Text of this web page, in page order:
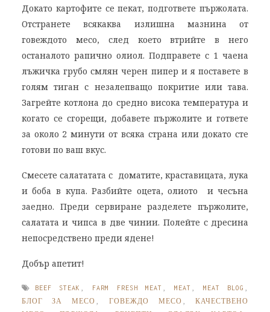
Докато картофите се пекат, подгответе пържолата.
Отстранете всякаква излишна мазнина от
говеждото месо, след което втрийте в него
останалото рапично олиол. Подправете с 1 чаена
лъжичка грубо смлян черен пипер и я поставете в
голям тиган с незалепващо покритие или тава.
Загрейте котлона до средно висока температура и
когато се сгорещи, добавете пържолите и гответе
за около 2 минути от всяка страна или докато сте
готови по ваш вкус.
Смесете салататата с доматите, краставицата, лука
и боба в купа. Разбийте оцета, олиото и чесъна
заедно. Преди сервиране разделете пържолите,
салатата и чипса в две чинии. Полейте с дресина
непосредствено преди ядене!
Добър апетит!
BEEF STEAK FARM FRESH MEAT MEAT MEAT BLOG
БЛОГ ЗА МЕСО
ГОВЕЖДО МЕСО
КАЧЕСТВЕНО